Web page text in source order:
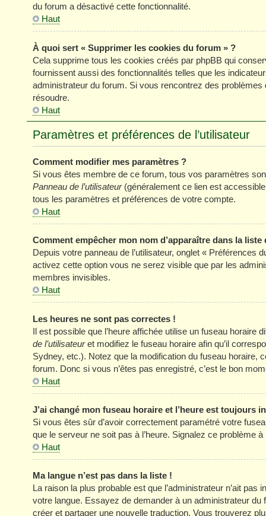
du forum a désactivé cette fonctionnalité.
Haut
À quoi sert « Supprimer les cookies du forum » ?
Cela supprime tous les cookies créés par phpBB qui
fournissent aussi des fonctionnalités telles que les
administrateur du forum. Si vous rencontrez des
résoudre.
Haut
Paramètres et préférences de l’utilisateur
Comment modifier mes paramètres ?
Si vous êtes membre de ce forum, tous vos paramètres
Panneau de l’utilisateur(généralement ce lien est
tous les paramètres et préférences de votre compte.
Haut
Comment empêcher mon nom d’apparaître dans la
Depuis votre panneau de l’utilisateur, onglet « Préférences
activez cette option vous ne serez visible que par les
membres invisibles.
Haut
Les heures ne sont pas correctes !
Il est possible que l’heure affichée utilise un fuseau
de l’utilisateuret modifiez le fuseau horaire afin qu’il
Sydney, etc.). Notez que la modification du fuseau horaire,
forum. Donc si vous n’êtes pas enregistré, c’est le bon
Haut
J’ai changé mon fuseau horaire et l’heure est toujours
Si vous êtes sûr d’avoir correctement paramétré votre
que le serveur ne soit pas à l’heure. Signalez ce problème
Haut
Ma langue n’est pas dans la liste !
La raison la plus probable est que l’administrateur n’ait
votre langue. Essayez de demander à un administrateur du
créer et partager une nouvelle traduction. Vous trouverez